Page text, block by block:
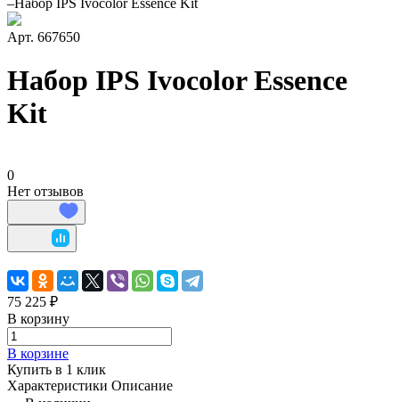
–Набор IPS Ivocolor Essence Kit
Арт. 667650
Набор IPS Ivocolor Essence
Kit
0
Нет отзывов
75 225 ₽
В корзину
В корзине
Купить в 1 клик
Характеристики Описание